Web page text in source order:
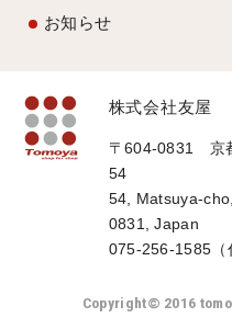
お知らせ
株式会社友屋
〒604-0831 京
54
54, Matsuya-
0831, Japan
075-256-1585（
Copyright© 2016